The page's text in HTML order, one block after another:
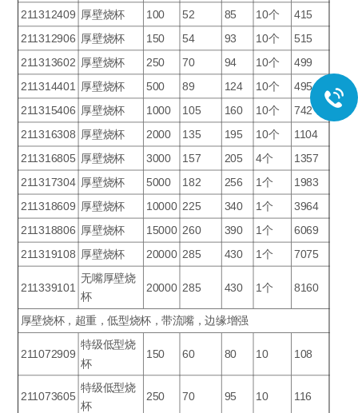
211312409 厚壁烧杯 100 52 85 10个
415
211312906 厚壁烧杯 150 54 93 10个 515
211313602 厚壁烧杯 250 70 94 10个
499
211314401
厚壁烧杯 500 89 124 10个 495
211315406 厚壁烧杯 1000 105 160 10个 742
211316308 厚壁烧杯 2000 135 195 10个
1104
211316805 厚壁烧杯 3000 157 205 4个 1357
211317304 厚壁烧杯 5000 182 256 1个
1983
211318609 厚壁烧杯 10000 225 340 1个 3964
211318806 厚壁烧杯 15000 260 390 1个 6069
211319108 厚壁烧杯 20000 285 430 1个 7075
211339101
无嘴厚壁烧
杯
20000 285 430 1个 8160
厚壁烧杯，超重，低型烧杯，带流嘴，边缘增强
211072909
特级低型烧
杯
150 60 80 10 108
211073605
特级低型烧
杯
250 70 95 10 116